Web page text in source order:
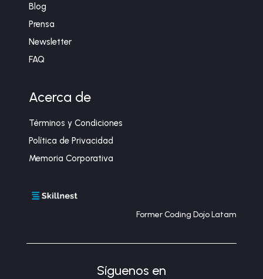
Blog
Prensa
Newsletter
FAQ
Acerca de
Términos y Condiciones
Política de Privacidad
Memoria Corporativa
Former Coding Dojo Latam
Síguenos en